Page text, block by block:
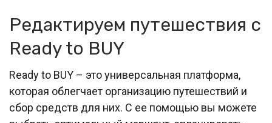
Редактируем путешествия с
Ready to BUY
Ready to BUY – это универсальная платформа,
которая облегчает организацию путешествий и
сбор средств для них. С ее помощью вы можете